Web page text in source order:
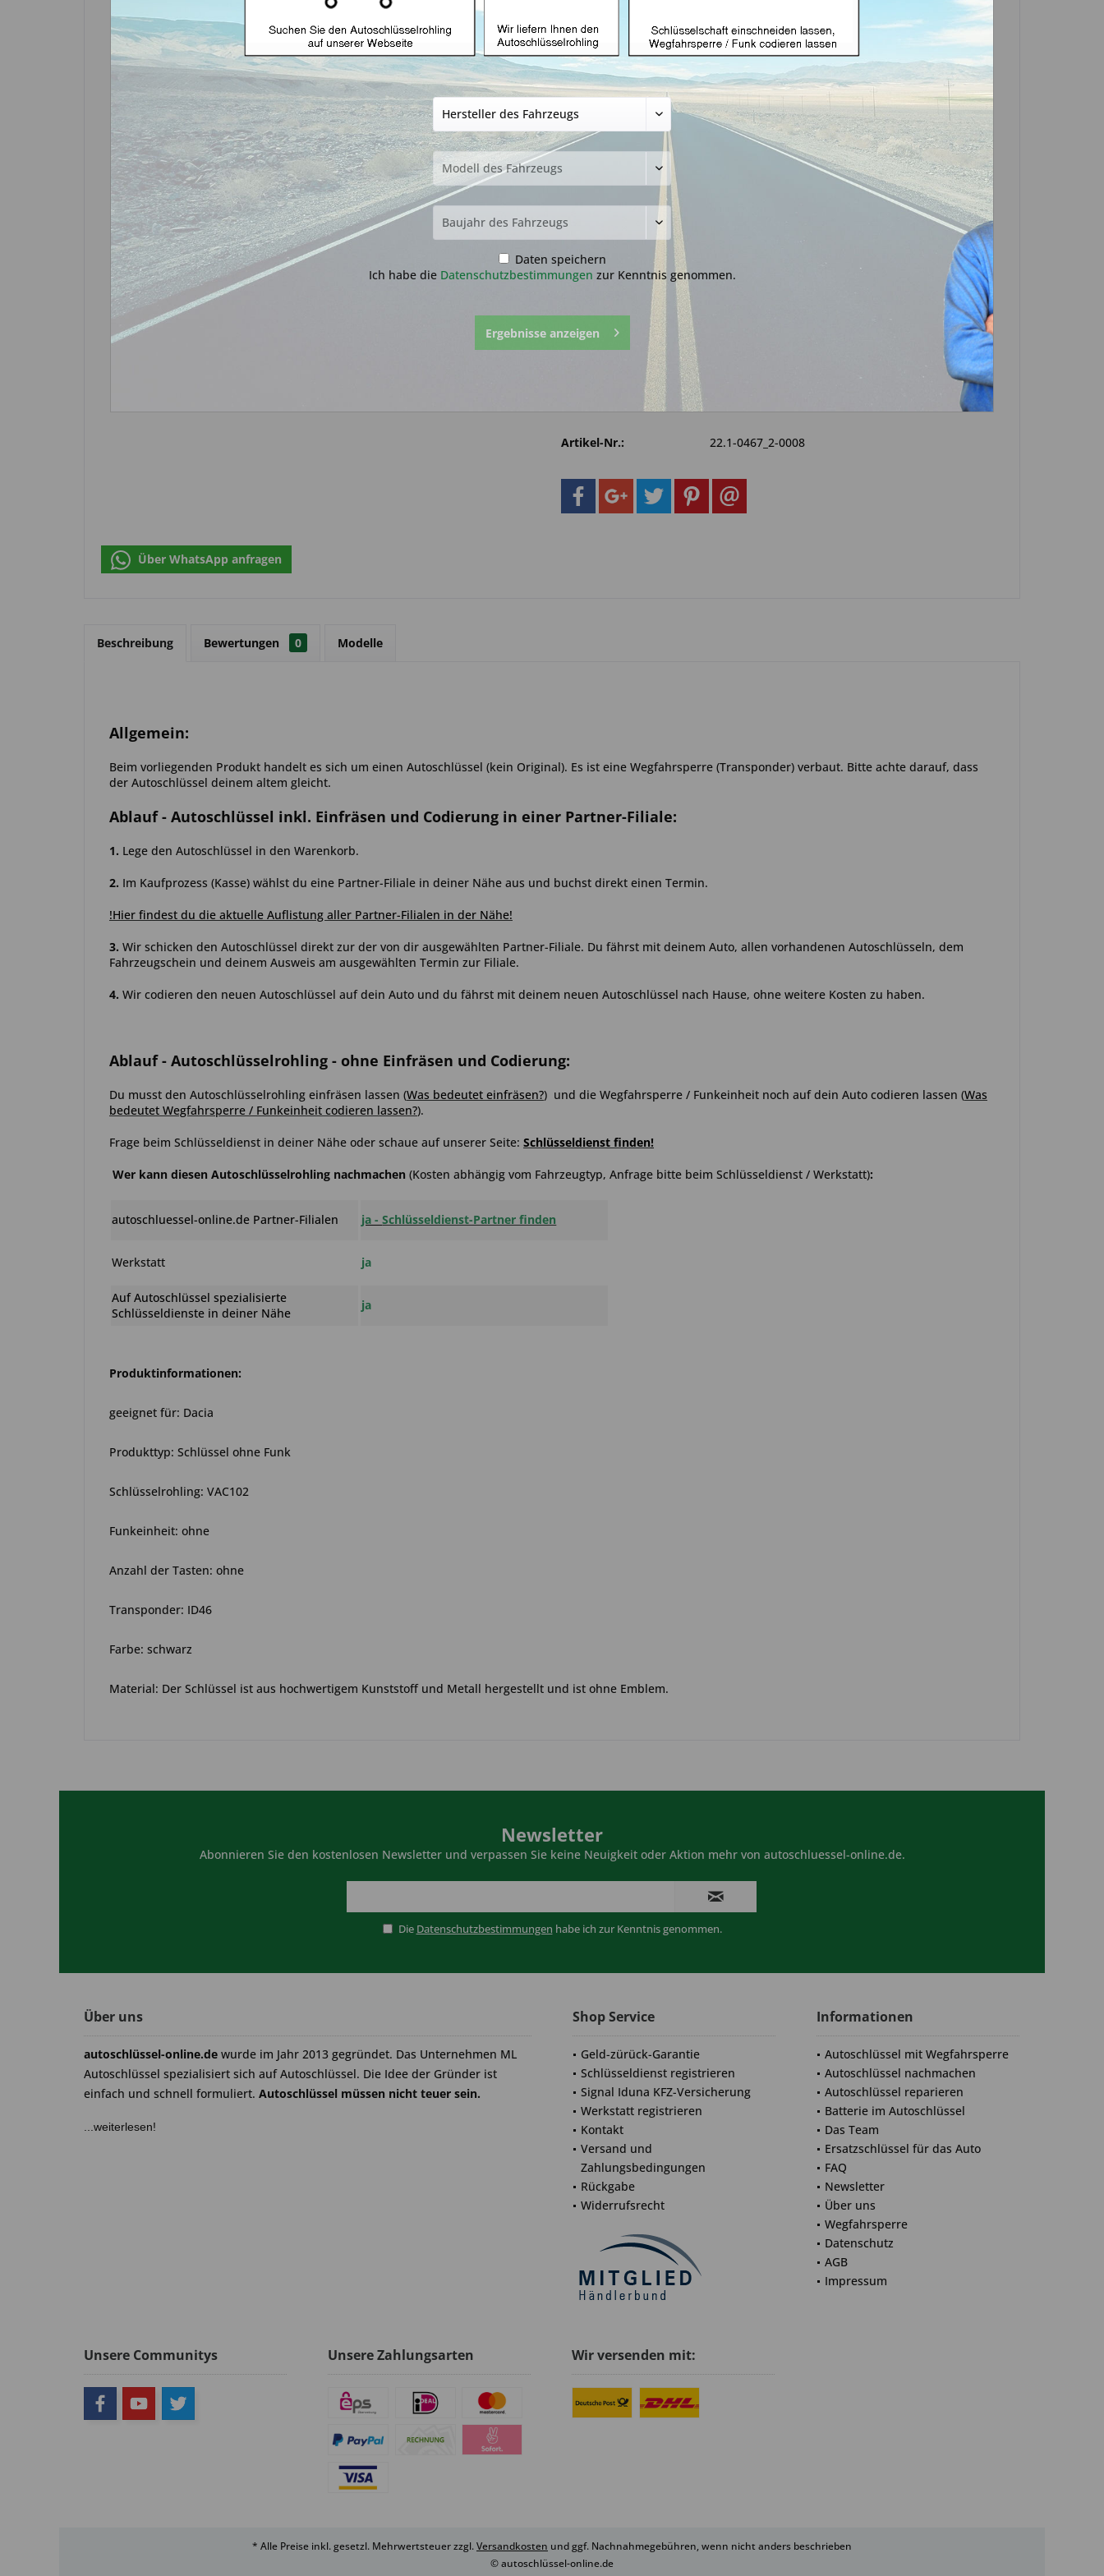
Dacia mit ID46 und VAC102 (Aftermarket
Produkt)
34,99 € *
inkl. MwSt. zzgl. Versandkosten
Lieferzeit ca. 1-3 Werktage
NEU: Kompletten Autoschlüssel in einer Partner-Filiale deiner Nähe
nachmachen lassen:
Der genaue Ablauf befindet sich in der Beschreibung. Scrolle einfach
runter.
Fragen zum Artikel?
Artikel-Nr.: 22.1-0467_2-0008
Über WhatsApp anfragen
Beschreibung Bewertungen 0 Modelle
Allgemein:
Beim vorliegenden Produkt handelt es sich um einen Autoschlüssel (kein Original). Es ist eine Wegfahrsperre (Transponder) verbaut. Bitte achte darauf, dass
der Autoschlüssel deinem altem gleicht.
Ablauf- Autoschlüssel inkl. Einfräsen und Codierung in einer Partner-Filiale:
1. Lege den Autoschlüssel in den Warenkorb.
2. Im Kaufprozess (Kasse) wählst du eine Partner-Filiale in deiner Nähe aus und buchst direkt einen Termin.
!Hier findest du die aktuelle Auflistung aller Partner-Filialen in der Nähe!
3. Wir schicken den Autoschlüssel direkt zur der von dir ausgewählten Partner-Filiale. Du fährst mit deinem Auto, allen vorhandenen Autoschlüsseln, dem
Fahrzeugschein und deinem Ausweis am ausgewählten Termin zur Filiale.
4. Wir codieren den neuen Autoschlüssel auf dein Auto und du fährst mit deinem neuen Autoschlüssel nach Hause, ohne weitere Kosten zu haben.
Ablauf- Autoschlüsselrohling - ohne Einfräsen und Codierung:
Du musst den Autoschlüsselrohling einfräsen lassen (Was bedeutet einfräsen?) und die Wegfahrsperre / Funkeinheit noch auf dein Auto codieren lassen (Was
bedeutet Wegfahrsperre / Funkeinheit codieren lassen?).
Frage beim Schlüsseldienst in deiner Nähe oder schaue auf unserer Seite: Schlüsseldienst finden!
Wer kann diesen Autoschlüsselrohling nachmachen (Kosten abhängig vom Fahrzeugtyp, Anfrage bitte beim Schlüsseldienst / Werkstatt):
autoschluessel-online.de Partner-Filialen ja -Schlüsseldienst-Partner finden
Werkstatt ja
Auf Autoschlüssel spezialisierte
Schlüsseldienste in deiner Nähe
ja
Produktinformationen:
geeignet für: Dacia
Produkttyp: Schlüssel ohne Funk
Schlüsselrohling: VAC102
Funkeinheit: ohne
Anzahl der Tasten: ohne
Transponder: ID46
Farbe: schwarz
Material: Der Schlüssel ist aus hochwertigem Kunststoff und Metall hergestellt und ist ohne Emblem.
Newsletter
Abonnieren Sie den kostenlosen Newsletter und verpassen Sie keine Neuigkeit oder Aktion mehr von autoschluessel-online.de.
Die Datenschutzbestimmungen habe ich zur Kenntnis genommen.
Über uns
autoschlüssel-online.de wurde im Jahr 2013 gegründet. Das Unternehmen ML
Autoschlüssel spezialisiert sich auf Autoschlüssel. Die Idee der Gründer ist
einfach und schnell formuliert. Autoschlüssel müssen nicht teuer sein.
...weiterlesen!
Shop Service
Geld-zürück-Garantie
Schlüsseldienst registrieren
Signal Iduna KFZ-Versicherung
Werkstatt registrieren
Kontakt
Versand und
Zahlungsbedingungen
Rückgabe
Widerrufsrecht
Informationen
Autoschlüssel mit Wegfahrsperre
Autoschlüssel nachmachen
Autoschlüssel reparieren
Batterie im Autoschlüssel
Das Team
Ersatzschlüssel für das Auto
FAQ
Newsletter
Über uns
Wegfahrsperre
Datenschutz
AGB
Impressum
Unsere Communitys Unsere Zahlungsarten Wir versenden mit:
* Alle Preise inkl. gesetzl. Mehrwertsteuer zzgl.Versandkosten und ggf. Nachnahmegebühren, wenn nicht anders beschrieben
© autoschlüssel-online.de
Daten speichern
Ich habe die Datenschutzbestimmungen zur Kenntnis genommen.
Ergebnisse anzeigen